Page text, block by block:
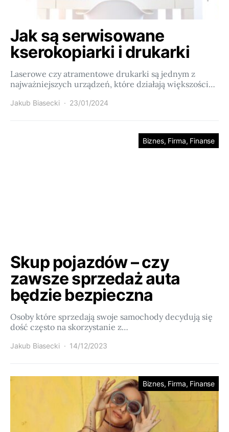
Jak są serwisowane
kserokopiarki i drukarki
Laserowe czy atramentowe drukarki są jednym z
najważniejszych urządzeń, które działają większości…
Jakub Biasecki 23/01/2024
Biznes, Firma, Finanse
Skup pojazdów – czy
zawsze sprzedaż auta
będzie bezpieczna
Osoby które sprzedają swoje samochody decydują się
dość często na skorzystanie z…
Jakub Biasecki 14/12/2023
Biznes, Firma, Finanse